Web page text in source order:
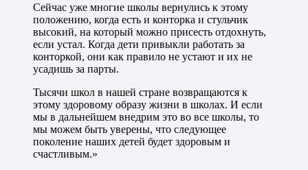
Сейчас уже многие школы вернулись к этому
положению, когда есть и конторка и стульчик
высокий, на который можно присесть отдохнуть,
если устал. Когда дети привыкли работать за
конторкой, они как правило не устают и их не
усадишь за парты.
Тысячи школ в нашей стране возвращаются к
этому здоровому образу жизни в школах. И если
мы в дальнейшем внедрим это во все школы, то
мы можем быть уверены, что следующее
поколение наших детей будет здоровым и
счастливым.»